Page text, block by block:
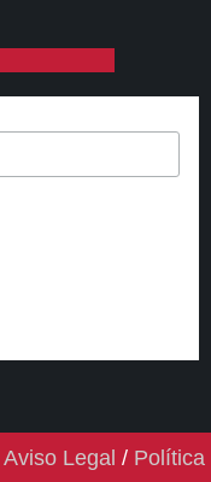
Aviso Legal / Política